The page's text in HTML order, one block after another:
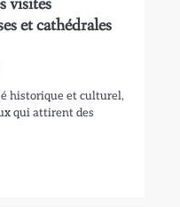
et cathédrales
historique et culturel,
qui attirent des